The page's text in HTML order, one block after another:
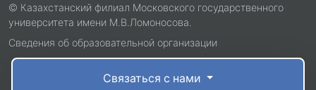
© Казахстанский филиал Московского государственного
университета имени М.В.Ломоносова.
Сведения об образовательной организации
Связаться с нами